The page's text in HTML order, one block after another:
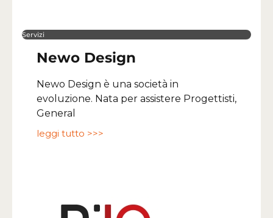
Servizi
Newo Design
Newo Design è una società in
evoluzione. Nata per assistere Progettisti,
General
leggi tutto >>>